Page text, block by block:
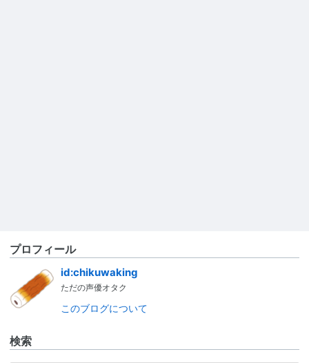
プロフィール
id:chikuwaking
ただの声優オタク
このブログについて
検索